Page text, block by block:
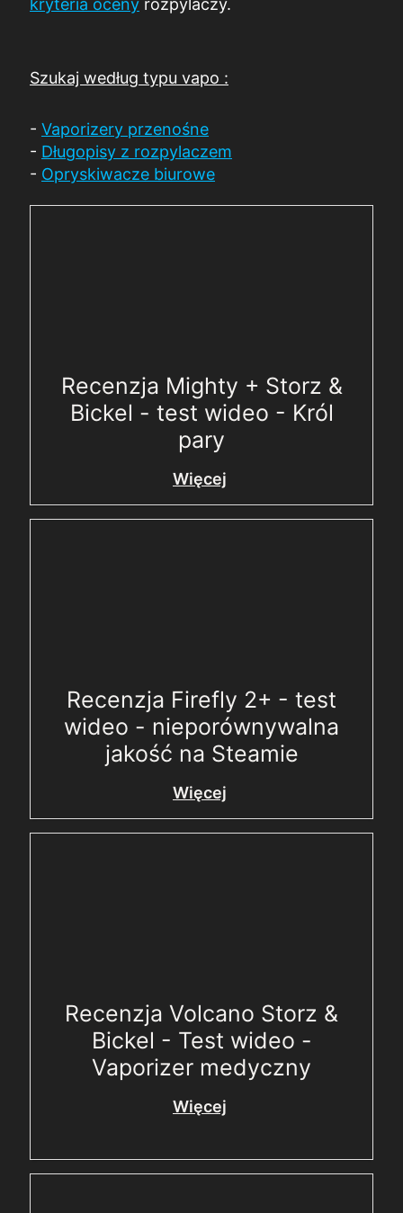
kryteria oceny rozpylaczy.
Szukaj według typu vapo :
- Vaporizery przenośne
- Długopisy z rozpylaczem
- Opryskiwacze biurowe
Recenzja Mighty + Storz &
Bickel - test wideo - Król
pary
Więcej
Recenzja Firefly 2+ - test
wideo - nieporównywalna
jakość na Steamie
Więcej
Recenzja Volcano Storz &
Bickel - Test wideo -
Vaporizer medyczny
Więcej